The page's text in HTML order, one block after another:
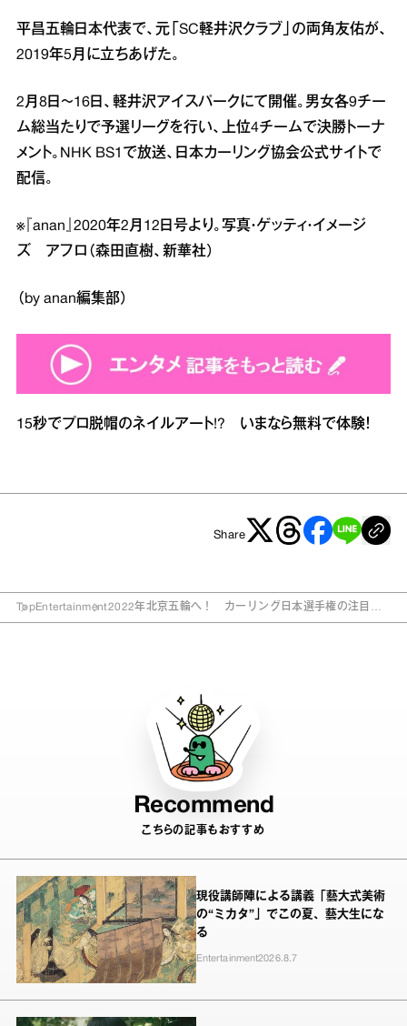
平昌五輪日本代表で、元「SC軽井沢クラブ」の両角友佑が、
2019年5月に立ちあげた。
2月8日～16日、軽井沢アイスパークにて開催。男女各9チー
ム総当たりで予選リーグを行い、上位4チームで決勝トーナ
メント。NHK BS1で放送、日本カーリング協会公式サイトで
配信。
※『anan』2020年2月12日号より。写真・ゲッティ・イメージ
ズ アフロ（森田直樹、新華社）
（by anan編集部）
15秒でプロ脱帽のネイルアート!? いまなら無料で体験！
Share
TopEntertainment2022年北京五輪へ！ カーリング日本選手権の注目チ
Recommend
こちらの記事もおすすめ
現役講師陣による講義「藝大式美術
の“ミカタ”」でこの夏、藝大生にな
る
Entertainment2026.8.7